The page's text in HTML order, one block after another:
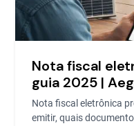
Nota fiscal
guia 2025 |
Nota fiscal eletrônica
emitir, quais